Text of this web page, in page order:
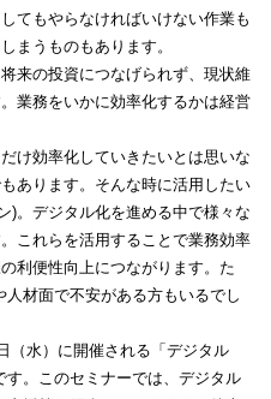
てもやらなければいけない作業も
まうものもあります。
来の投資につなげられず、現状維
業務をいかに効率化するかは経営
け効率化していきたいとは思いな
あります。そんな時に活用したい
)。デジタル化を進める中で様々な
これらを活用することで業務効率
利便性向上につながります。た
材面で不安がある方もいるでし
（水）に開催される「デジタル
。このセミナーでは、デジタル